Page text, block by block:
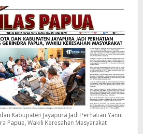
Kabupaten Jayapura Jadi Perhatian Yanni
Papua, Wakili Keresahan Masyarakat